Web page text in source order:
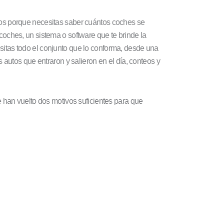
porque necesitas saber cuántos coches se
un sistema o software que te brinde la
todo el conjunto que lo conforma, desde una
que entraron y salieron en el día, conteos y
vuelto dos motivos suficientes para que